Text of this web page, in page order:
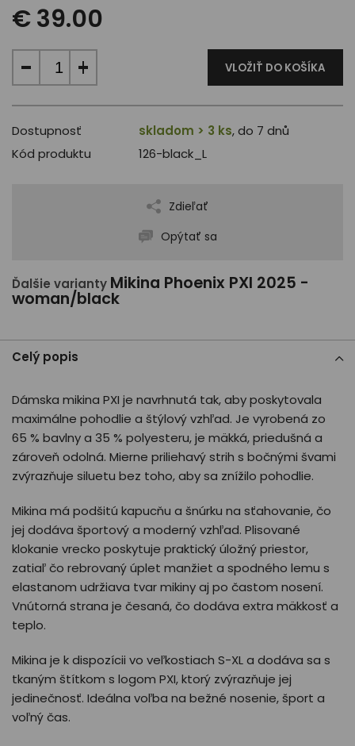
€ 39.00
VLOŽIŤ DO KOŠÍKA
Dostupnosť skladom > 3 ks, do 7 dnů
Kód produktu
126-black_L
Zdieľať
Opýtať sa
Ďalšie varianty Mikina Phoenix PXI 2025 -
woman/black
Celý popis
Dámska mikina PXI je navrhnutá tak, aby poskytovala
maximálne pohodlie a štýlový vzhľad. Je vyrobená zo
65 % bavlny a 35 % polyesteru, je mäkká, priedušná a
zároveň odolná. Mierne priliehavý strih s bočnými švami
zvýrazňuje siluetu bez toho, aby sa znížilo pohodlie.
Mikina má podšitú kapucňu a šnúrku na sťahovanie, čo
jej dodáva športový a moderný vzhľad. Plisované
klokanie vrecko poskytuje praktický úložný priestor,
zatiaľ čo rebrovaný úplet manžiet a spodného lemu s
elastanom udržiava tvar mikiny aj po častom nosení.
Vnútorná strana je česaná, čo dodáva extra mäkkosť a
teplo.
Mikina je k dispozícii vo veľkostiach S-XL a dodáva sa s
tkaným štítkom s logom PXI, ktorý zvýrazňuje jej
jedinečnosť. Ideálna voľba na bežné nosenie, šport a
voľný čas.